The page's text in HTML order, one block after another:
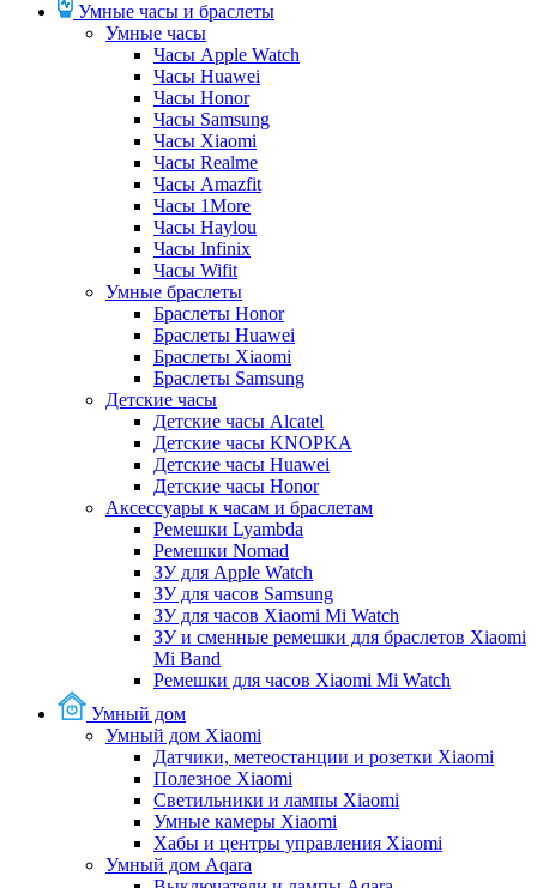
Умные часы и браслеты
Умные часы
Часы Apple Watch
Часы Huawei
Часы Honor
Часы Samsung
Часы Xiaomi
Часы Realme
Часы Amazfit
Часы 1More
Часы Haylou
Часы Infinix
Часы Wifit
Умные браслеты
Браслеты Honor
Браслеты Huawei
Браслеты Xiaomi
Браслеты Samsung
Детские часы
Детские часы Alcatel
Детские часы KNOPKA
Детские часы Huawei
Детские часы Honor
Аксессуары к часам и браслетам
Ремешки Lyambda
Ремешки Nomad
ЗУ для Apple Watch
ЗУ для часов Samsung
ЗУ для часов Xiaomi Mi Watch
ЗУ и сменные ремешки для браслетов Xiaomi
Mi Band
Ремешки для часов Xiaomi Mi Watch
Умный дом
Умный дом Xiaomi
Датчики, метеостанции и розетки Xiaomi
Полезное Xiaomi
Светильники и лампы Xiaomi
Умные камеры Xiaomi
Хабы и центры управления Xiaomi
Умный дом Aqara